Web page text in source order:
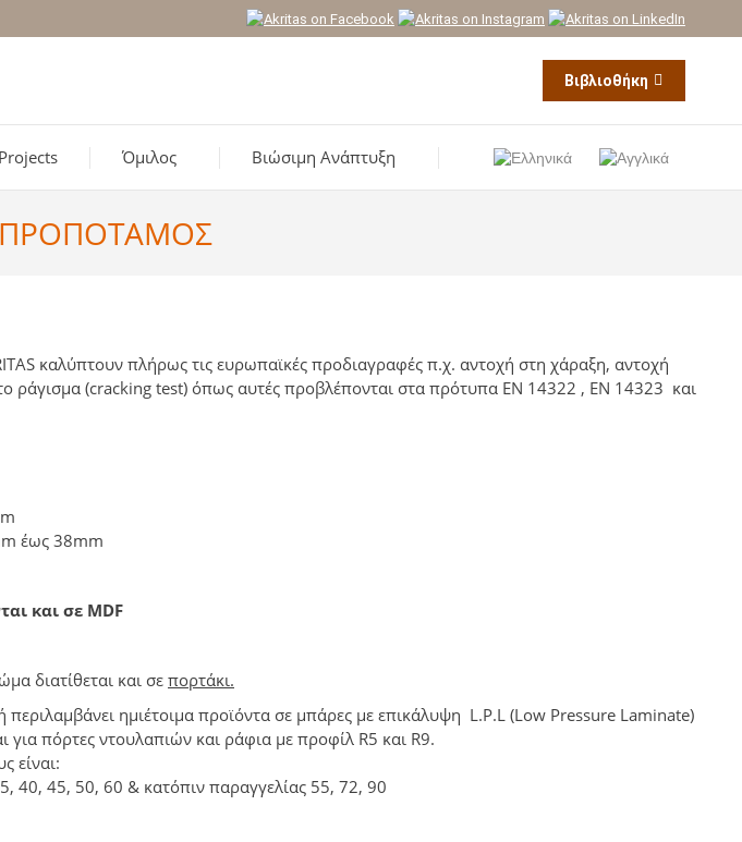
Βιβλιοθήκη
Projects Όμιλος Βιώσιμη Ανάπτυξη
καλύπτουν πλήρως τις ευρωπαϊκές προδιαγραφές π.χ. αντοχή στη χάραξη, αντοχή
ράγισμα (cracking test) όπως αυτές προβλέπονται στα πρότυπα ΕΝ 14322 , EN 14323 και
έως 38mm
και σε MDF
διατίθεται και σεπορτάκι.
περιλαμβάνει ημιέτοιμα προϊόντα σε μπάρες με επικάλυψη L.P.L (Low Pressure Laminate)
για πόρτες ντουλαπιών και ράφια με προφίλ R5 και R9.
είναι:
40, 45, 50, 60 & κατόπιν παραγγελίας 55, 72, 90